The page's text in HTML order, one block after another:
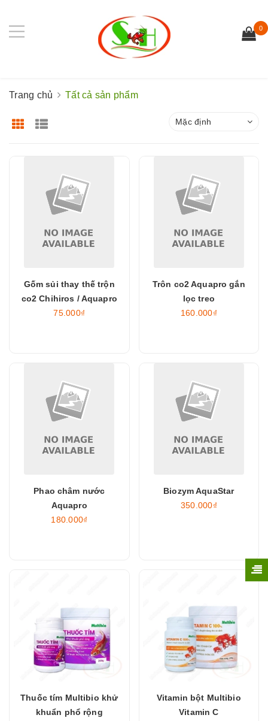
0
Trang chủ Tất cả sản phẩm
Mặc định
Gốm sủi thay thế trộn
co2 Chihiros / Aquapro
75.000₫
Trôn co2 Aquapro gắn
lọc treo
160.000₫
Phao châm nước
Aquapro
180.000₫
Biozym AquaStar
350.000₫
Thuốc tím Multibio khử
khuẩn phổ rộng
Vitamin bột Multibio
Vitamin C